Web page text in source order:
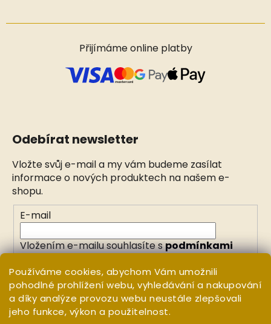
Používáme cookies, abychom Vám umožnili
pohodlné prohlížení webu, vyhledávání a nakupování
a díky analýze provozu webu neustále zlepšovali
jeho funkce, výkon a použitelnost.
Přijímáme online platby
Odebírat newsletter
Vložte svůj e-mail a my vám budeme zasílat
informace o nových produktech na našem e-
shopu.
E-mail
Vložením e-mailu souhlasíte spodmínkami
PŘIHLÁSIT SE